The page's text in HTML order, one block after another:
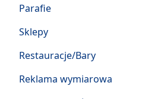
Parafie
Sklepy
Restauracje/Bary
Reklama wymiarowa